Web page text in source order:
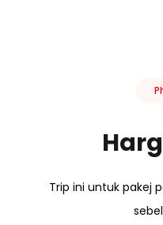
Trip ini untuk pakej